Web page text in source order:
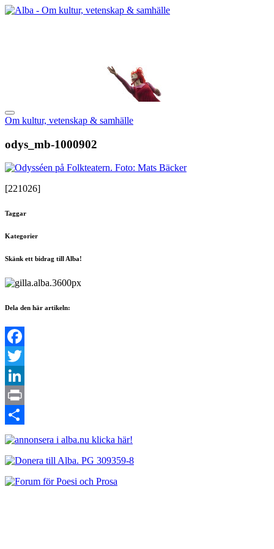
Om kultur, vetenskap & samhälle
odys_mb-1000902
[221026]
Taggar
Kategorier
Skänk ett bidrag till Alba!
Dela den här artikeln:
Facebook
Twitter
LinkedIn
Print
Dela